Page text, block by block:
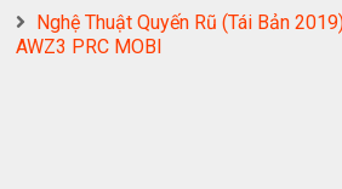
Nghệ Thuật Quyến Rũ (Tái Bản
AWZ3 PRC MOBI